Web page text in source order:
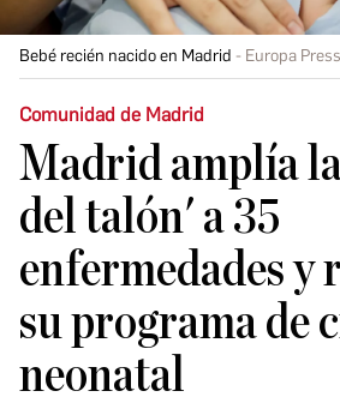
Bebé recién nacido en Madrid Europa Press
Comunidad de Madrid
Madrid amplía
del talón' a 35
enfermedades y
su programa de
neonatal